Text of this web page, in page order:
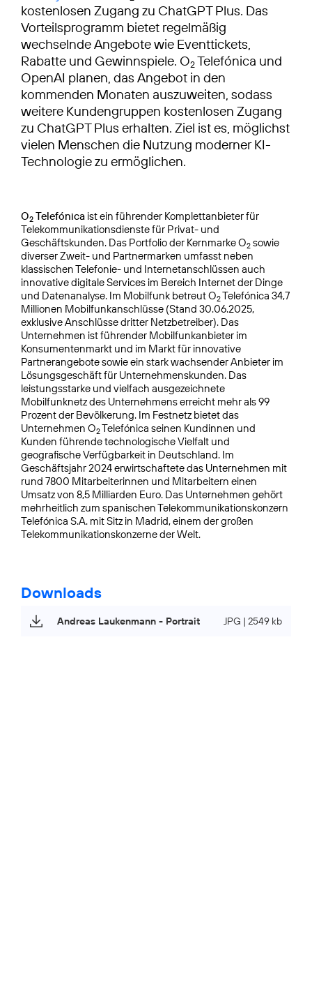
kostenlosen Zugang zu ChatGPT Plus. Das
Vorteilsprogramm bietet regelmäßig
wechselnde Angebote wie Eventtickets,
Rabatte und Gewinnspiele. O2Telefónica und
OpenAI planen, das Angebot in den
kommenden Monaten auszuweiten, sodass
weitere Kundengruppen kostenlosen Zugang
zu ChatGPT Plus erhalten. Ziel ist es, möglichst
vielen Menschen die Nutzung moderner KI-
Technologie zu ermöglichen.
O2 Telefónica ist ein führender Komplettanbieter für
Telekommunikationsdienste für Privat- und
Geschäftskunden. Das Portfolio der Kernmarke O2 sowie
diverser Zweit- und Partnermarken umfasst neben
klassischen Telefonie- und Internetanschlüssen auch
innovative digitale Services im Bereich Internet der Dinge
und Datenanalyse. Im Mobilfunk betreut O2Telefónica 34,7
Millionen Mobilfunkanschlüsse (Stand 30.06.2025,
exklusive Anschlüsse dritter Netzbetreiber). Das
Unternehmen ist führender Mobilfunkanbieter im
Konsumentenmarkt und im Markt für innovative
Partnerangebote sowie ein stark wachsender Anbieter im
Lösungsgeschäft für Unternehmenskunden. Das
leistungsstarke und vielfach ausgezeichnete
Mobilfunknetz des Unternehmens erreicht mehr als 99
Prozent der Bevölkerung. Im Festnetz bietet das
Unternehmen O2Telefónica seinen Kundinnen und
Kunden führende technologische Vielfalt und
geografische Verfügbarkeit in Deutschland. Im
Geschäftsjahr 2024 erwirtschaftete das Unternehmen mit
rund 7800 Mitarbeiterinnen und Mitarbeitern einen
Umsatz von 8,5 Milliarden Euro. Das Unternehmen gehört
mehrheitlich zum spanischen Telekommunikationskonzern
Telefónica S.A. mit Sitz in Madrid, einem der großen
Telekommunikationskonzerne der Welt.
Downloads
Andreas Laukenmann - Portrait JPG | 2549 kb